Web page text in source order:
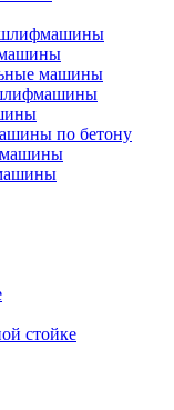
шлифмашины
машины
по бетону
машины
стойке